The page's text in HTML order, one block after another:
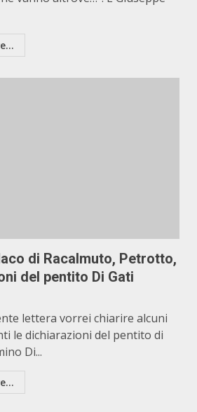
di Racalmuto, Petrotto,
del pentito Di Gati
lettera vorrei chiarire alcuni
le dichiarazioni del pentito di
Di...